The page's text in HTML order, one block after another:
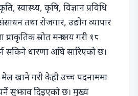
स्वास्थ्य, कृषि, विज्ञान प्रविधि
तथा रोजगार, उद्योग व्यापार
स्रोत मन्त्रालय गरी १८
सकिने धारणा अघि सारिएको छ।
खाने गरी केही उच्च पदनाममा
सुझाव दिइएको छ। मुख्य